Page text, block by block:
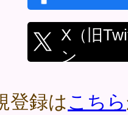
X（旧
ン
登録はこちら